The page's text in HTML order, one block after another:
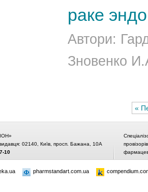
раке
Автори:
Зновенко
«
02140, Київ, просп. Бажана, 10А
10
pharmstandart.com.ua